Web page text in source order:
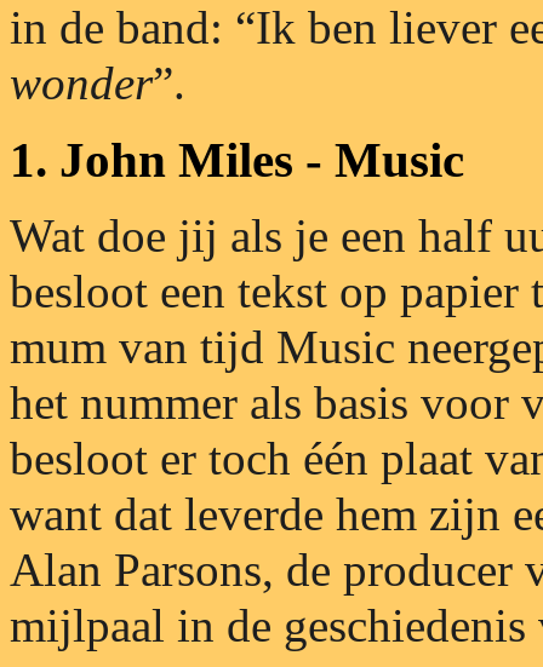
in de band: “Ik ben liever
wonder”.
1. John Miles - Music
Wat doe jij als je een half
besloot een tekst op papier
mum van tijd Music
het nummer als basis voor
besloot er toch één plaat
want dat leverde hem zijn
Alan Parsons, de producer
mijlpaal in de